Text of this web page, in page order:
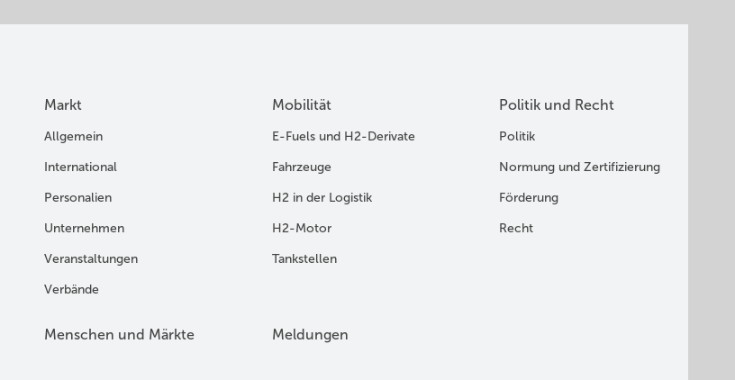
Markt
Allgemein
International
Personalien
Unternehmen
Veranstaltungen
Verbände
Mobilität
E-Fuels und H2-Derivate
Fahrzeuge
H2 in der Logistik
H2-Motor
Tankstellen
Politik und Recht
Politik
Normung und Zertifizierung
Förderung
Recht
Menschen und Märkte Meldungen